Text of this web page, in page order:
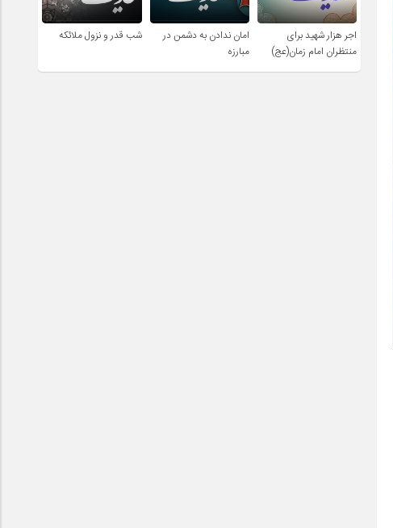
اجر هزار شهید برای
منتظران امام زمان(عج)
امان ندادن به دشمن در
مبارزه
شب قدر و نزول ملائکه